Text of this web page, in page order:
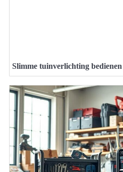
Slimme tuinverlichting bedienen